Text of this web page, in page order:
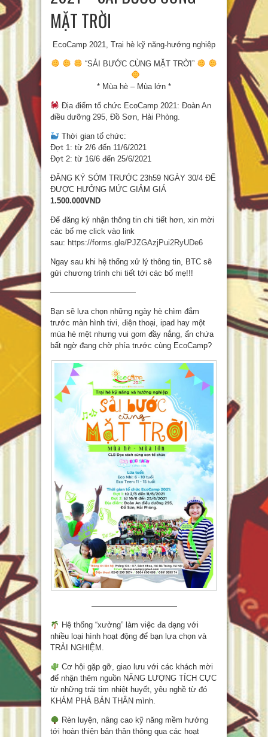
MẶT TRỜI
EcoCamp 2021, Trại hè kỹ năng-hướng nghiệp
“SẢI BƯỚC CÙNG MẶT TRỜI”
* Mùa hè – Mùa lớn *
Địa điểm tổ chức EcoCamp 2021: Đoàn An
điều dưỡng 295, Đồ Sơn, Hải Phòng.
Thời gian tổ chức:
Đợt 1: từ 2/6 đến 11/6/2021
Đợt 2: từ 16/6 đến 25/6/2021
ĐĂNG KÝ SỚM TRƯỚC 23h59 NGÀY 30/4 ĐỂ
ĐƯỢC HƯỞNG MỨC GIẢM GIÁ
1.500.000VND
Để đăng ký nhận thông tin chi tiết hơn, xin mời
các bố mẹ click vào link
sau: https://forms.gle/PJZGAzjPui2RyUDe6
Ngay sau khi hệ thống xử lý thông tin, BTC sẽ
gửi chương trình chi tiết tới các bố mẹ!!!
———————————
Bạn sẽ lựa chọn những ngày hè chìm đắm
trước màn hình tivi, điện thoại, ipad hay một
mùa hè mệt nhưng vui gom đầy nắng, ẩn chứa
bất ngờ đang chờ phía trước cùng EcoCamp?
———————————
Hệ thống “xưởng” làm việc đa dạng với
nhiều loại hình hoạt động để bạn lựa chọn và
TRẢI NGHIỆM.
Cơ hội gặp gỡ, giao lưu với các khách mời
để nhận thêm nguồn NĂNG LƯỢNG TÍCH CỰC
từ những trái tim nhiệt huyết, yêu nghề từ đó
KHÁM PHÁ BẢN THÂN mình.
Rèn luyện, nâng cao kỹ năng mềm hướng
tới hoàn thiện bản thân thông qua các hoạt